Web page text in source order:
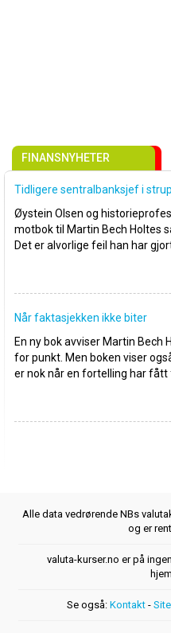
FINANSNYHETER
Tidligere sentralbanksjef i
Øystein Olsen og
motbok til Martin Bech Holtes
Det er alvorlige feil han har
Når faktasjekken ikke biter
En ny bok avviser Martin Bech
for punkt. Men boken viser
er nok når en fortelling har fått
Alle data vedrørende NBs
og er
valuta-kurser.no er på
Se også: Kontakt -